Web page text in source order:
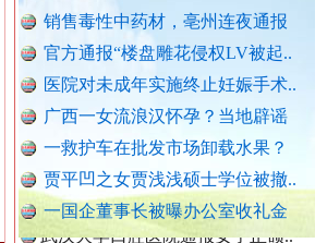
销售毒性中药材，亳州连夜通报
官方通报“楼盘雕花侵权LV被起..
医院对未成年实施终止妊娠手术..
广西一女流浪汉怀孕？当地辟谣
一救护车在批发市场卸载水果？
贾平凹之女贾浅浅硕士学位被撤..
一国企董事长被曝办公室收礼金
当地通报"白某某涉嫌婚内出轨"..
查实作弊！河南通报"三支一扶"..
贵州贵定通报"洛北河伴漂服务"..
衡水通报安平志臻中学相关情况
河南通报“三支一扶”高分争议
武汉大学口腔医院通报女子正颌..
销售毒性中药材，亳州连夜通报
“转折之城”激荡奋进脉搏